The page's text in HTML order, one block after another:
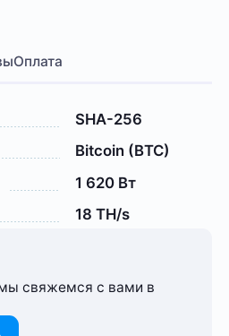
Оплата
SHA-256
Bitcoin (BTC)
1 620 Вт
18 TH/s
свяжемся с вами в